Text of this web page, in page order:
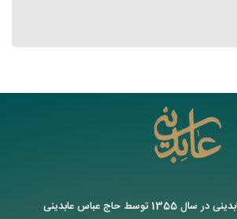
آجیل و خشکبار عابدینی در سال 1355 توسط حاج عباس عابدینی